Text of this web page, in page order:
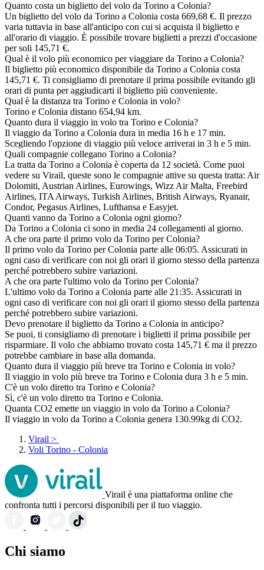
Quanto costa un biglietto del volo da Torino a Colonia?
Un biglietto del volo da Torino a Colonia costa 669,68 €. Il prezzo
varia tuttavia in base all'anticipo con cui si acquista il biglietto e
all'orario di viaggio. È possibile trovare biglietti a prezzi d'occasione
per soli 145,71 €.
Qual è il volo più economico per viaggiare da Torino a Colonia?
Il biglietto più economico disponibile da Torino a Colonia costa
145,71 €. Ti consigliamo di prenotare il prima possibile evitando gli
orari di punta per aggiudicarti il biglietto più conveniente.
Qual è la distanza tra Torino e Colonia in volo?
Torino e Colonia distano 654,94 km.
Quanto dura il viaggio in volo tra Torino e Colonia?
Il viaggio da Torino a Colonia dura in media 16 h e 17 min.
Scegliendo l'opzione di viaggio più veloce arriverai in 3 h e 5 min.
Quali compagnie collegano Torino a Colonia?
La tratta da Torino a Colonia è coperta da 12 società. Come puoi
vedere su Virail, queste sono le compagnie attive su questa tratta: Air
Dolomiti, Austrian Airlines, Eurowings, Wizz Air Malta, Freebird
Airlines, ITA Airways, Turkish Airlines, British Airways, Ryanair,
Condor, Pegasus Airlines, Lufthansa e Easyjet.
Quanti vanno da Torino a Colonia ogni giorno?
Da Torino a Colonia ci sono in media 24 collegamenti al giorno.
A che ora parte il primo volo da Torino per Colonia?
Il primo volo da Torino per Colonia parte alle 06:05. Assicurati in
ogni caso di verificare con noi gli orari il giorno stesso della partenza
perché potrebbero subire variazioni.
A che ora parte l'ultimo volo da Torino per Colonia?
L'ultimo volo da Torino a Colonia parte alle 21:35. Assicurati in
ogni caso di verificare con noi gli orari il giorno stesso della partenza
perché potrebbero subire variazioni.
Devo prenotare il biglietto da Torino a Colonia in anticipo?
Se puoi, ti consigliamo di prenotare i biglietti il prima possibile per
risparmiare. Il volo che abbiamo trovato costa 145,71 € ma il prezzo
potrebbe cambiare in base alla domanda.
Quanto dura il viaggio più breve tra Torino e Colonia in volo?
Il viaggio in volo più breve tra Torino e Colonia dura 3 h e 5 min.
C'è un volo diretto tra Torino e Colonia?
Sì, c'è un volo diretto tra Torino e Colonia.
Quanta CO2 emette un viaggio in volo da Torino a Colonia?
Il viaggio in volo da Torino a Colonia genera 130.99kg di CO2.
Virail >
Voli Torino - Colonia
Virail è una piattaforma online che
confronta tutti i percorsi disponibili per il tuo viaggio.
Chi siamo